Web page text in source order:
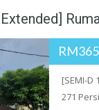
[SEMI-
271